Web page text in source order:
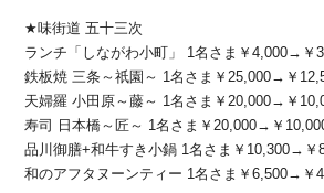
★味街道 五十三次
ランチ「しながわ小町」 1名さま￥4,000→￥
鉄板焼 三条～祇園～ 1名さま￥25,000→￥
天婦羅 小田原～藤～ 1名さま￥20,000→￥
寿司 日本橋～匠～ 1名さま￥20,000→￥
品川御膳+和牛すき小鍋 1名さま￥10,300→￥
和のアフタヌーンティー 1名さま￥6,500→￥